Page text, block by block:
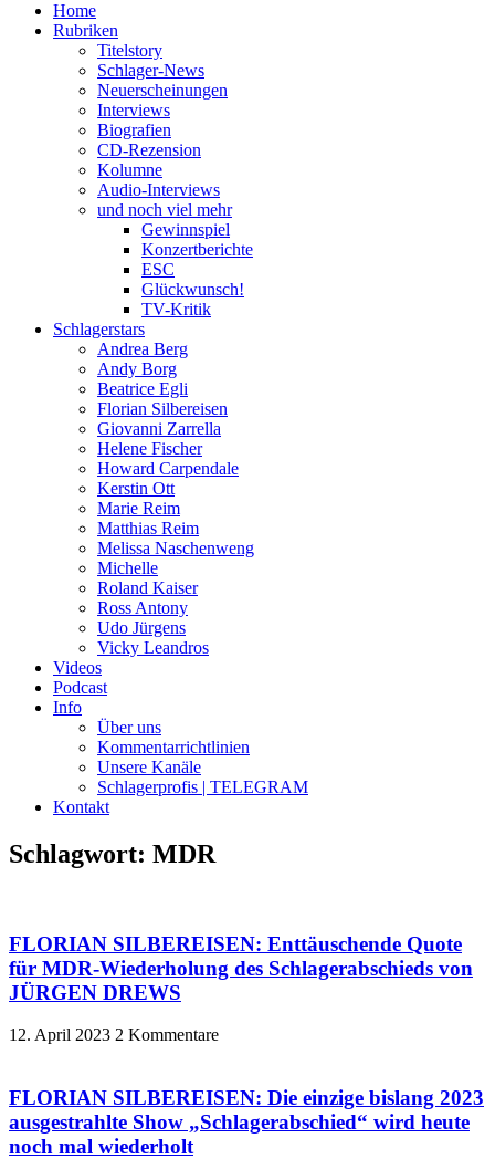
Home
Rubriken
Titelstory
Schlager-News
Neuerscheinungen
Interviews
Biografien
CD-Rezension
Kolumne
Audio-Interviews
und noch viel mehr
Gewinnspiel
Konzertberichte
ESC
Glückwunsch!
TV-Kritik
Schlagerstars
Andrea Berg
Andy Borg
Beatrice Egli
Florian Silbereisen
Giovanni Zarrella
Helene Fischer
Howard Carpendale
Kerstin Ott
Marie Reim
Matthias Reim
Melissa Naschenweng
Michelle
Roland Kaiser
Ross Antony
Udo Jürgens
Vicky Leandros
Videos
Podcast
Info
Über uns
Kommentarrichtlinien
Unsere Kanäle
Schlagerprofis | TELEGRAM
Kontakt
Schlagwort: MDR
FLORIAN SILBEREISEN: Enttäuschende Quote
für MDR-Wiederholung des Schlagerabschieds von
JÜRGEN DREWS
12. April 2023 2 Kommentare
FLORIAN SILBEREISEN: Die einzige bislang 2023
ausgestrahlte Show „Schlagerabschied“ wird heute
noch mal wiederholt